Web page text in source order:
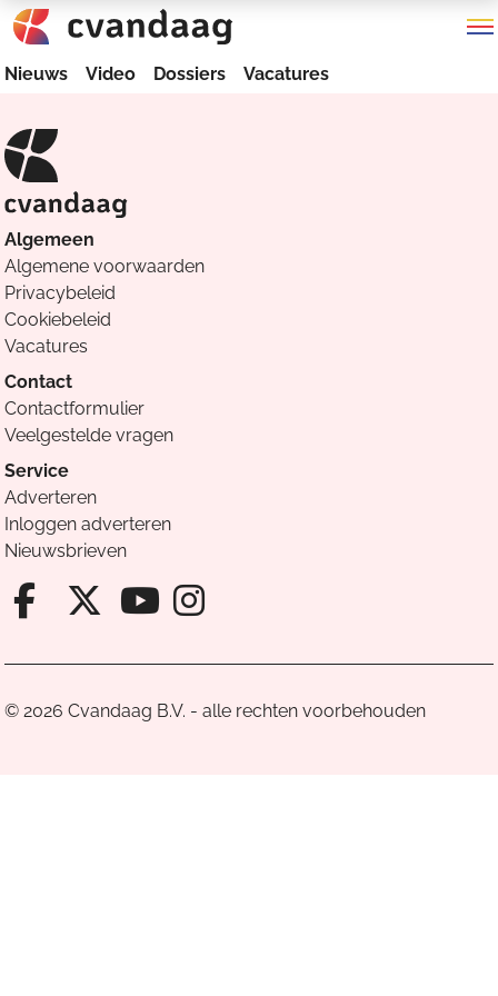
Nieuws Video Dossiers Vacatures
Algemeen
Algemene voorwaarden
Privacybeleid
Cookiebeleid
Vacatures
Contact
Contactformulier
Veelgestelde vragen
Service
Adverteren
Inloggen adverteren
Nieuwsbrieven
Facebook van Cvandaag
X van Cvandaag
Instagram van
© 2026 Cvandaag B.V. - alle rechten voorbehouden